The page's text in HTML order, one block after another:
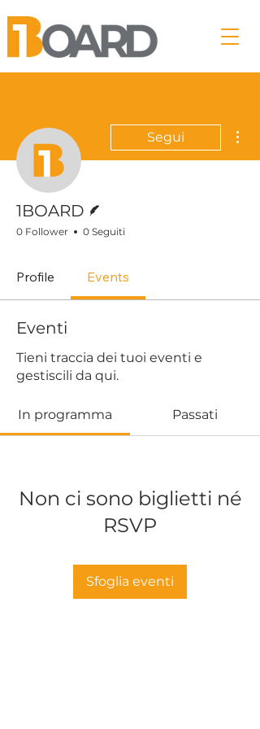
Segui
1BOARD
0 Follower 0 Seguiti
Profile Events
Eventi
Tieni traccia dei tuoi eventi e
gestiscili da qui.
In programma Passati
Non ci sono biglietti né
RSVP
Sfoglia eventi